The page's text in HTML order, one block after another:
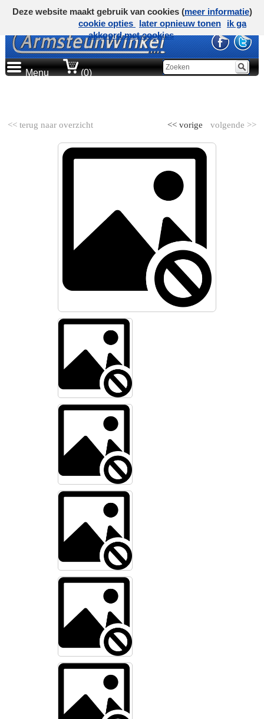
Menu (0)
<< terug naar overzicht volgende >>
<< vorige
Deze website maakt gebruik van cookies (meer informatie)
cookie opties
later opnieuw tonen
ik ga
akkoord met cookies